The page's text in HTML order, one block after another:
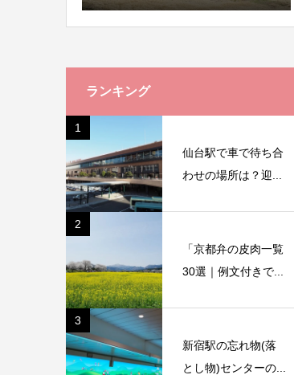
ランキング
1
仙台駅で車で待ち合
わせの場所は？迎...
2
「京都弁の皮肉一覧
30選｜例文付きで...
3
新宿駅の忘れ物(落
とし物)センターの...